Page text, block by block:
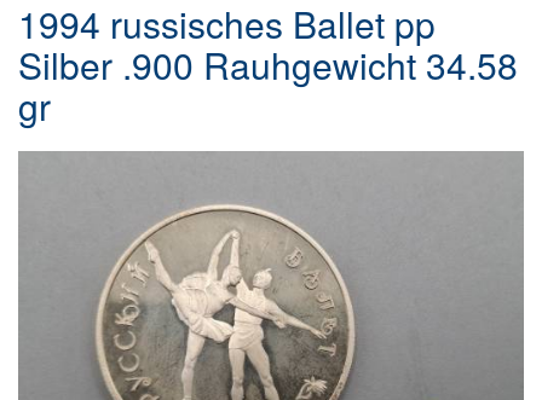
1994 russisches Ballet pp
Silber .900 Rauhgewicht 34.58
gr